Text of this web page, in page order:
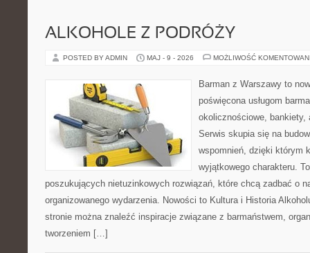
ALKOHOLE Z PODRÓŻY
POSTED BY ADMIN MAJ - 9 - 2026 MOŻLIWOŚĆ
Barman z Warszawy to
poświęcona usługom
okolicznościowe,
Serwis skupia się na
wspomnień, dzięki którym
wyjątkowego charakteru.
poszukujących nietuzinkowych rozwiązań, które chcą zadbać o
organizowanego wydarzenia. Nowości to Kultura i Historia
stronie można znaleźć inspiracje związane z barmaństwem,
tworzeniem […]